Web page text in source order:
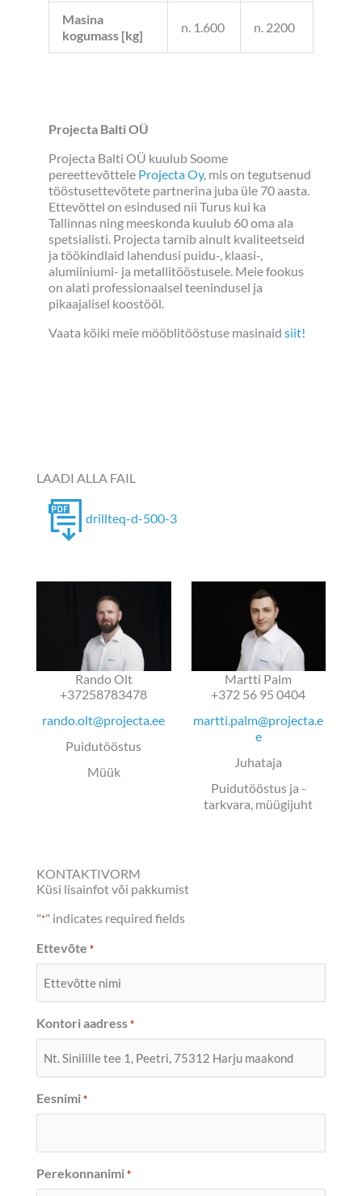
Masina
kogumass [kg]
n. 1.600 n. 2200
Projecta Balti OÜ
Projecta Balti OÜ kuulub Soome
pereettevõttele Projecta Oy, mis on tegutsenud
tööstusettevõtete partnerina juba üle 70 aasta.
Ettevõttel on esindused nii Turus kui ka
Tallinnas ning meeskonda kuulub 60 oma ala
spetsialisti. Projecta tarnib ainult kvaliteetseid
ja töökindlaid lahendusi puidu-, klaasi-,
alumiiniumi- ja metallitööstusele. Meie fookus
on alati professionaalsel teenindusel ja
pikaajalisel koostööl.
Vaata kõiki meie mööblitööstuse masinaid siit!
LAADI ALLA FAIL
drillteq-d-500-3
Rando Olt
+37258783478
rando.olt@projecta.ee
Puidutööstus
Müük
Martti Palm
+372 56 95 0404
martti.palm@projecta.e
e
Juhataja
Puidutööstus ja -
tarkvara, müügijuht
KONTAKTIVORM
Küsi lisainfot või pakkumist
"*" indicates required fields
Ettevõte *
Kontori aadress *
Eesnimi *
Perekonnanimi *